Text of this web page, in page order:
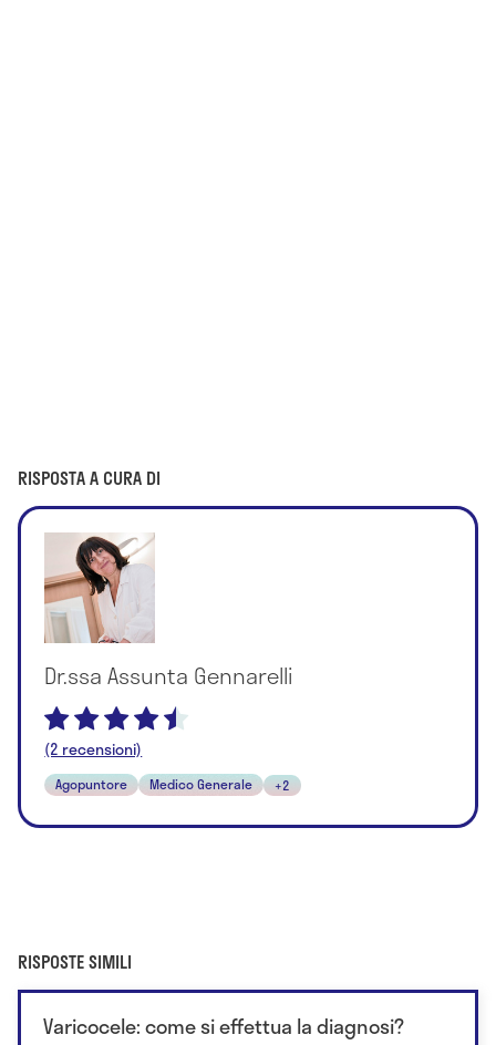
RISPOSTA A CURA DI
Dr.ssa Assunta Gennarelli
(2 recensioni)
Agopuntore Medico Generale +2
RISPOSTE SIMILI
Varicocele: come si effettua la diagnosi?